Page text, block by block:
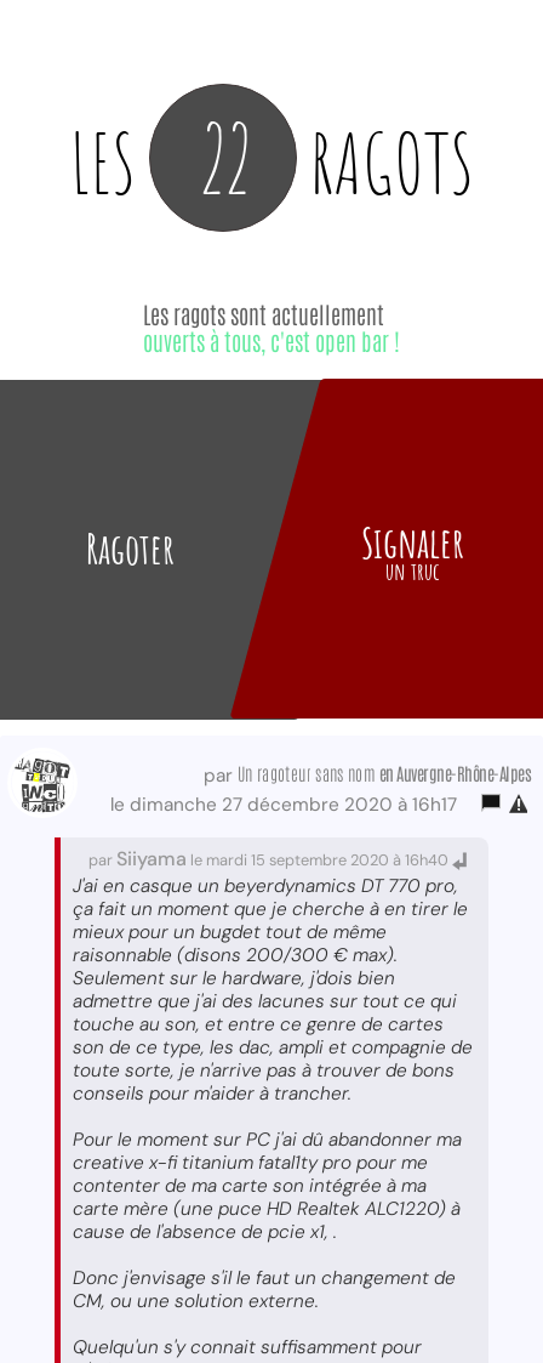
LES 22 RAGOTS
Ragoter
Les ragots sont actuellement
ouverts à tous, c'est open bar !
Signaler
un truc
par Un ragoteur sans nom en Auvergne-Rhône-Alpes
le dimanche 27 décembre 2020 à 16h17
par Siiyama le mardi 15 septembre 2020 à 16h40
J'ai en casque un beyerdynamics DT 770 pro,
ça fait un moment que je cherche à en tirer le
mieux pour un bugdet tout de même
raisonnable (disons 200/300 € max).
Seulement sur le hardware, j'dois bien
admettre que j'ai des lacunes sur tout ce qui
touche au son, et entre ce genre de cartes
son de ce type, les dac, ampli et compagnie de
toute sorte, je n'arrive pas à trouver de bons
conseils pour m'aider à trancher.
Pour le moment sur PC j'ai dû abandonner ma
creative x-fi titanium fatal1ty pro pour me
contenter de ma carte son intégrée à ma
carte mère (une puce HD Realtek ALC1220) à
cause de l'absence de pcie x1, .
Donc j'envisage s'il le faut un changement de
CM, ou une solution externe.
Quelqu'un s'y connait suffisamment pour